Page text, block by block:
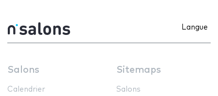
Langue
Salons
Calendrier
Sitemaps
Salons